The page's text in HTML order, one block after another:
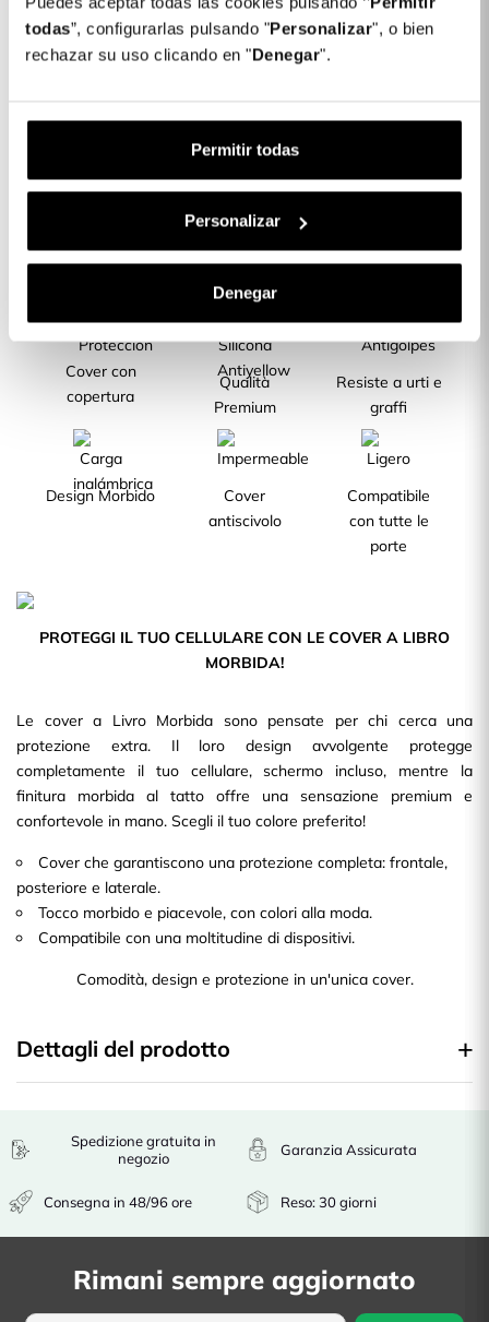
todas”, configurarlas pulsando "Personalizar", o bien
rechazar su uso clicando en "Denegar".
Permitir todas
Personalizar
Denegar
Cover a libro Morbida per Samsung
Galaxy A05s
19,99 €
Compralo adessoe ricevilotra il12-08-2026e14-
08-2026 con Standard
CARATTERISTICHE DEL PRODOTTO
Cover con
copertura
Qualità
Premium
Resiste a urti e
graffi
Design Morbido
Cover
antiscivolo
Compatibile
con tutte le
porte
PROTEGGI IL TUO CELLULARE CON LE COVER A LIBRO
MORBIDA!
Le cover a Livro Morbida sono pensate per chi cerca una
protezione extra. Il loro design avvolgente protegge
completamente il tuo cellulare, schermo incluso, mentre la
finitura morbida al tatto offre una sensazione premium e
confortevole in mano. Scegli il tuo colore preferito!
Cover che garantiscono una protezione completa: frontale,
posteriore e laterale.
Tocco morbido e piacevole, con colori alla moda.
Compatibile con una moltitudine di dispositivi.
Comodità, design e protezione in un'unica cover.
Dettagli del prodotto
Spedizione gratuita in
negozio
Consegna in 48/96 ore
Garanzia Assicurata
Reso: 30 giorni
Rimani sempre aggiornato